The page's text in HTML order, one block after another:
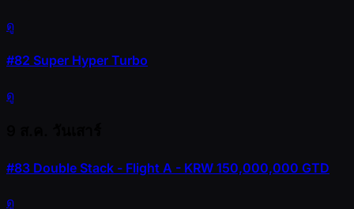
ดู
#82 Super Hyper Turbo
ดู
#83 Double Stack - Flight A - KRW 150,000,000 GTD
ดู